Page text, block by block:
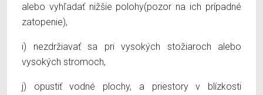
alebo vyhľadať nižšie polohy(pozor na ich prípadné
zatopenie),
i) nezdržiavať sa pri vysokých stožiaroch alebo
vysokých stromoch,
j) opustiť vodné plochy, a priestory v blízkosti